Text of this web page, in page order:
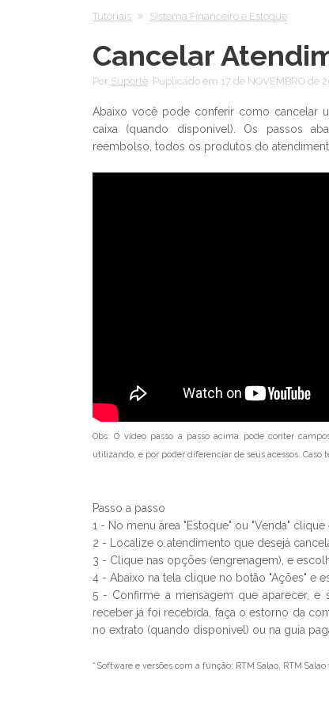
Tutoriais Sistema Financeiro e Estoque
Cancelar
Por Suporte. Puplicado em 17 de NOVEMBRO de
Abaixo você pode conferir como cancelar
caixa (quando disponivel). Os passos
reembolso, todos os produtos do
Obs:O vídeo passo a passo acima pode conter
utilizando, e por poder diferenciar de seus acessos.
Passo a passo
1 - No menu àrea "Estoque" ou "Venda"
2 - Localize o atendimento que desejá
3 - Clique nas opções (engrenagem), e
4 - Abaixo na tela clique no botão "Ações" e
5 - Confirme a mensagem que aparecer, e
receber já foi recebida, faça o estorno da
no extrato (quando disponivel) ou na guia
* Software e versões com a função: RTM Salao, RTM